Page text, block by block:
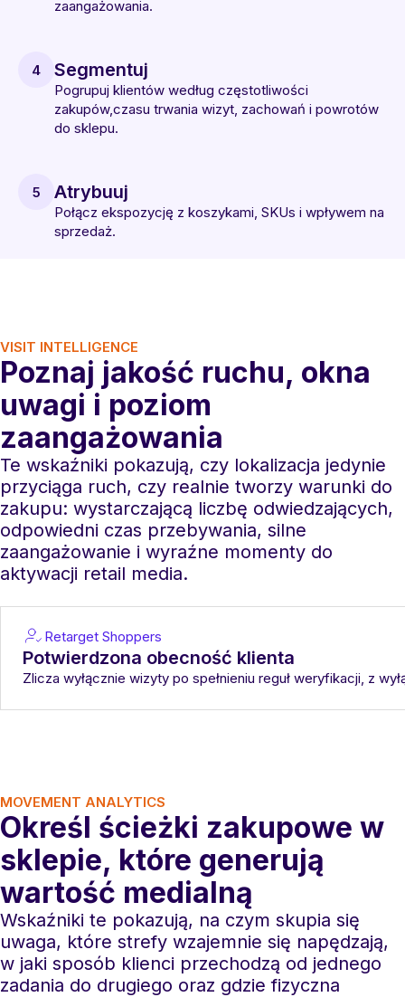
zaangażowania.
4 Segmentuj
Pogrupuj klientów według częstotliwości
zakupów,czasu trwania wizyt, zachowań i powrotów
do sklepu.
5 Atrybuuj
Połącz ekspozycję z koszykami, SKUs i wpływem na
sprzedaż.
VISIT INTELLIGENCE
Poznaj jakość ruchu, okna
uwagi i poziom
zaangażowania
Te wskaźniki pokazują, czy lokalizacja jedynie
przyciąga ruch, czy realnie tworzy warunki do
zakupu: wystarczającą liczbę odwiedzających,
odpowiedni czas przebywania, silne
zaangażowanie i wyraźne momenty do
aktywacji retail media.
Retarget Shoppers
Potwierdzona obecność klienta
Zlicza wyłącznie wizyty po spełnieniu reguł weryfikacji, z
MOVEMENT ANALYTICS
Określ ścieżki zakupowe w
sklepie, które generują
wartość medialną
Wskaźniki te pokazują, na czym skupia się
uwaga, które strefy wzajemnie się napędzają,
w jaki sposób klienci przechodzą od jednego
zadania do drugiego oraz gdzie fizyczna